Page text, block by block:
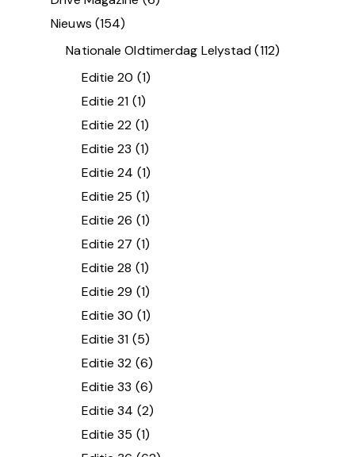
Nieuws (154)
Nationale Oldtimerdag Lelystad(112)
Editie 20 (1)
Editie 21 (1)
Editie 22 (1)
Editie 23 (1)
Editie 24 (1)
Editie 25 (1)
Editie 26 (1)
Editie 27 (1)
Editie 28 (1)
Editie 29 (1)
Editie 30 (1)
Editie 31 (5)
Editie 32 (6)
Editie 33 (6)
Editie 34 (2)
Editie 35 (1)